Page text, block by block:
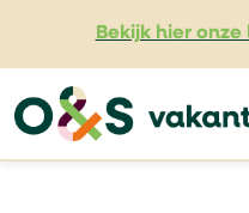
Bekijk hier